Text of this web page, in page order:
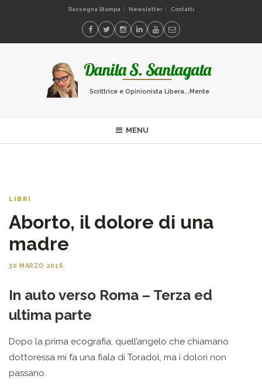
Rassegna Stampa Newsletter Contatti
Scrittrice e Opinionista Libera...Mente
MENU
LIBRI
Aborto, il dolore di una
madre
30 MARZO 2016
In auto verso Roma – Terza ed
ultima parte
Dopo la prima ecografia, quell’angelo che chiamano
dottoressa mi fa una fiala di Toradol, ma i dolori non
passano.